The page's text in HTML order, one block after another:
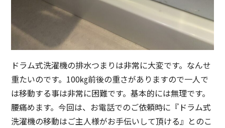
ドラム式洗濯機の排水つまりは非常に大変です。なんせ
重たいのです。100㎏前後の重さがありますので一人で
は移動する事は非常に困難です。基本的には無理です。
腰痛めます。今回は、お電話でのご依頼時に『ドラム式
洗濯機の移動はご主人様がお手伝いして頂ける』とのこ